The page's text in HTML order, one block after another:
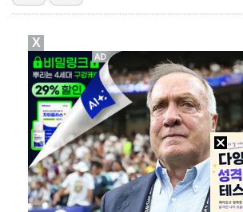
[ST포토] 박결, 강하게 때린다
[ST포토] 박결, 슬쩍
[ST포토] 이율린, 집중하는 티샷
X